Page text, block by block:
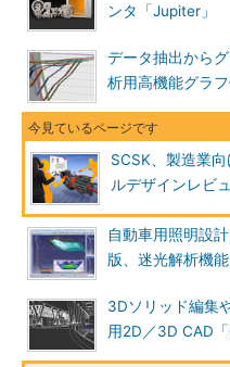
ンタ「Jupiter」
データ抽出から
析用高機能グラ
SCSK、製造業
ルデザインレビ
自動車用照明設
版、迷光解析機
3Dソリッド編集
用2D／3D CAD「